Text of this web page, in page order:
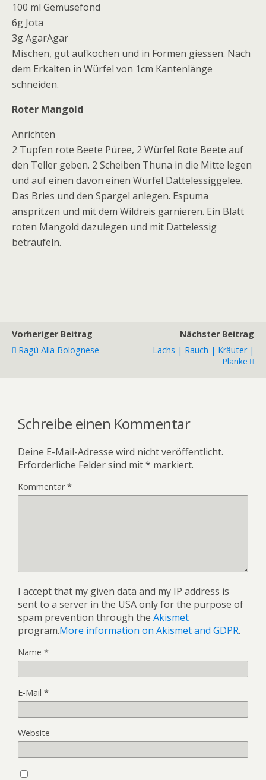
100 ml Gemüsefond
6g Jota
3g AgarAgar
Mischen, gut aufkochen und in Formen giessen. Nach
dem Erkalten in Würfel von 1cm Kantenlänge
schneiden.
Roter Mangold
Anrichten
2 Tupfen rote Beete Püree, 2 Würfel Rote Beete auf
den Teller geben. 2 Scheiben Thuna in die Mitte legen
und auf einen davon einen Würfel Dattelessiggelee.
Das Bries und den Spargel anlegen. Espuma
anspritzen und mit dem Wildreis garnieren. Ein Blatt
roten Mangold dazulegen und mit Dattelessig
beträufeln.
Vorheriger Beitrag
Ragú Alla Bolognese
Nächster Beitrag
Lachs | Rauch | Kräuter |
Planke
Schreibe einen Kommentar
Deine E-Mail-Adresse wird nicht veröffentlicht.
Erforderliche Felder sind mit* markiert.
Kommentar*
I accept that my given data and my IP address is
sent to a server in the USA only for the purpose of
spam prevention through the Akismet
program.More information on Akismet and GDPR.
Name *
E-Mail *
Website